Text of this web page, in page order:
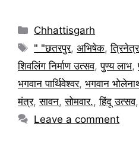
Chhattisgarh
" "छतरपुर,अभिषेक,
शिवलिंग निर्माण उत्सव,पुण्य लाभ,
भगवान पार्थिवेश्वर, भगवान
मंत्र,सावन,सोमवार.,हिंदू उत्सव
Leave a comment